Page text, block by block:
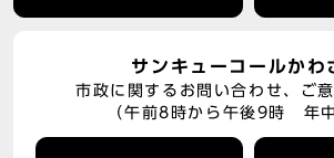
サンキューコールかわ
市政に関するお問い合わせ、ご
（午前8時から午後9時 年中